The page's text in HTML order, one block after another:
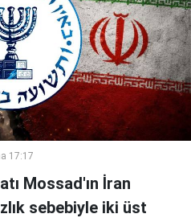
17:17
Mossad'ın İran
sebebiyle iki üst